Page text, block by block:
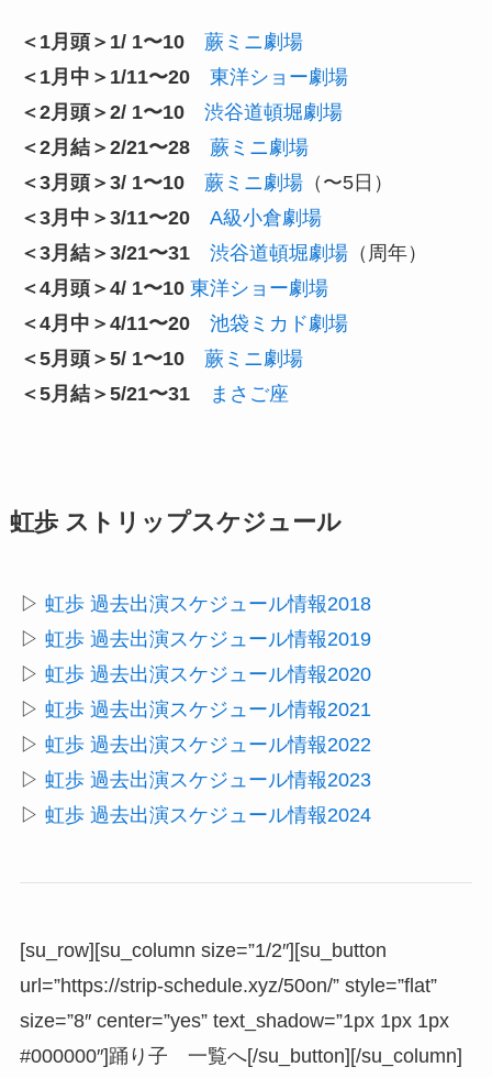
＜1月頭＞1/ 1〜10
蕨ミニ劇場
＜1月中＞1/11〜20
東洋ショー劇場
＜2月頭＞2/ 1〜10
渋谷道頓堀劇場
＜2月結＞2/21〜28
蕨ミニ劇場
＜3月頭＞3/ 1〜10
蕨ミニ劇場（〜5日）
＜3月中＞3/11〜20
A級小倉劇場
＜3月結＞3/21〜31
渋谷道頓堀劇場（周年）
＜4月頭＞4/ 1〜10 東洋ショー劇場
＜4月中＞4/11〜20
池袋ミカド劇場
＜5月頭＞5/ 1〜10
蕨ミニ劇場
＜5月結＞5/21〜31
まさご座
虹歩 ストリップスケジュール
▷ 虹歩 過去出演スケジュール情報2018
▷ 虹歩 過去出演スケジュール情報2019
▷ 虹歩 過去出演スケジュール情報2020
▷ 虹歩 過去出演スケジュール情報2021
▷ 虹歩 過去出演スケジュール情報2022
▷ 虹歩 過去出演スケジュール情報2023
▷ 虹歩 過去出演スケジュール情報2024
[su_row][su_column size=”1/2″][su_button
url=”https://strip-schedule.xyz/50on/” style=”flat”
size=”8″ center=”yes” text_shadow=”1px 1px 1px
#000000″]踊り子 一覧へ[/su_button][/su_column]